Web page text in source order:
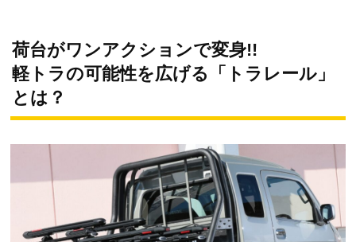
荷台がワンアクションで変身!!
軽トラの可能性を広げる「トラレール」
とは？